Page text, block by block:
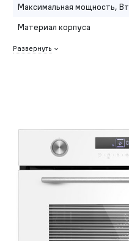
Максимальная мощность, Вт
Материал корпуса
Развернуть